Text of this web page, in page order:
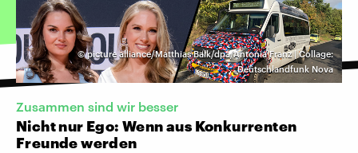
©picture alliance/Matthias Balk/dpa/Antonia Franz | Collage:
Deutschlandfunk Nova
Zusammen sind wir besser
Nicht nur Ego: Wenn aus Konkurrenten
Freunde werden